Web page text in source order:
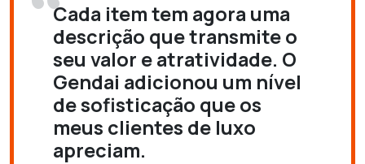
Cada item tem agora uma
descrição que transmite o
seu valor e atratividade. O
Gendai adicionou um nível
de sofisticação que os
meus clientes de luxo
apreciam.